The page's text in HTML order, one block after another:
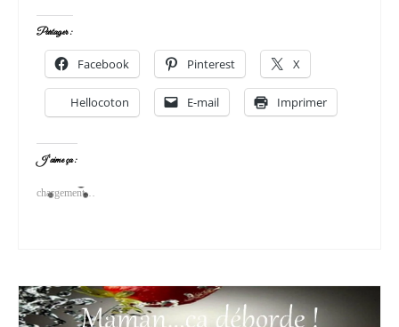
Partager :
Facebook Pinterest X
Hellocoton E-mail Imprimer
J’aime ça :
chargement…